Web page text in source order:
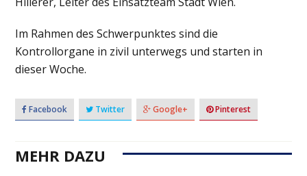
Im Rahmen des Schwerpunktes sind die
Kontrollorgane in zivil unterwegs und starten in
dieser Woche.
Facebook Twitter Google+ Pinterest
MEHR DAZU